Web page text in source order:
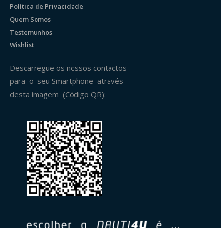
Política de Privacidade
Quem Somos
Testemunhos
Wishlist
Descarregue os nossos contactos
para o seu Smartphone através
desta imagem (Código QR):